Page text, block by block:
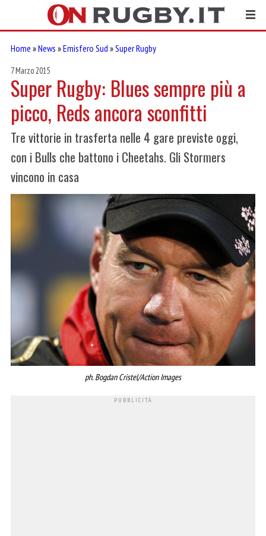
Home »News »Emisfero Sud »Super Rugby
7 Marzo 2015
Super Rugby: Blues sempre più a
picco, Reds ancora sconfitti
Tre vittorie in trasferta nelle 4 gare previste oggi,
con i Bulls che battono i Cheetahs. Gli Stormers
vincono in casa
ph. Bogdan Cristel/Action Images